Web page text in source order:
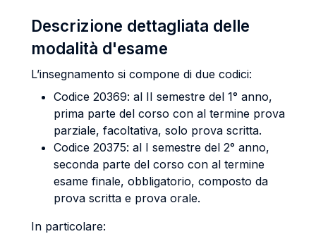
Descrizione dettagliata delle
modalità d'esame
L’insegnamento si compone di due codici:
Codice 20369: al II semestre del 1° anno,
prima parte del corso con al termine prova
parziale, facoltativa, solo prova scritta.
Codice 20375: al I semestre del 2° anno,
seconda parte del corso con al termine
esame finale, obbligatorio, composto da
prova scritta e prova orale.
In particolare: